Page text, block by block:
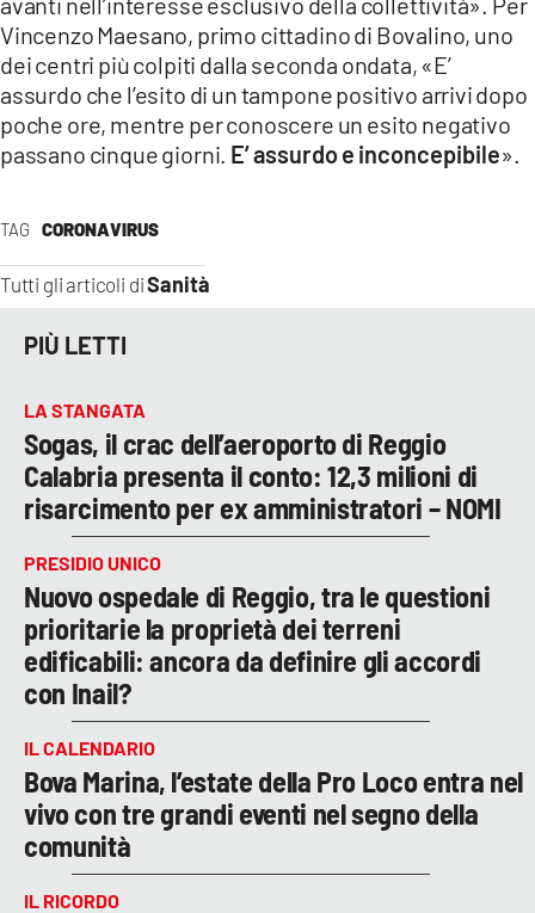
TAG CORONAVIRUS
Tutti gli articoli diSanità
Vincenzo Maesano, primo cittadino di Bovalino, uno
dei centri più colpiti dalla seconda ondata, «E’
assurdo che l’esito di un tampone positivo arrivi dopo
poche ore, mentre per conoscere un esito negativo
passano cinque giorni. E’ assurdo e inconcepibile».
PIÙ LETTI
LA STANGATA
Sogas, il crac dell’aeroporto di Reggio
Calabria presenta il conto: 12,3 milioni di
risarcimento per ex amministratori – NOMI
PRESIDIO UNICO
Nuovo ospedale di Reggio, tra le questioni
prioritarie la proprietà dei terreni
edificabili: ancora da definire gli accordi
con Inail?
IL CALENDARIO
Bova Marina, l’estate della Pro Loco entra nel
vivo con tre grandi eventi nel segno della
comunità
IL RICORDO